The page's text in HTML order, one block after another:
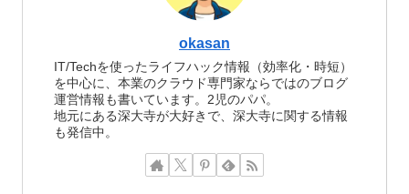
okasan
IT/Techを使ったライフハック情報（効率化・時短）
を中心に、本業のクラウド専門家ならではのブログ
運営情報も書いています。2児のパパ。
地元にある深大寺が大好きで、深大寺に関する情報
も発信中。